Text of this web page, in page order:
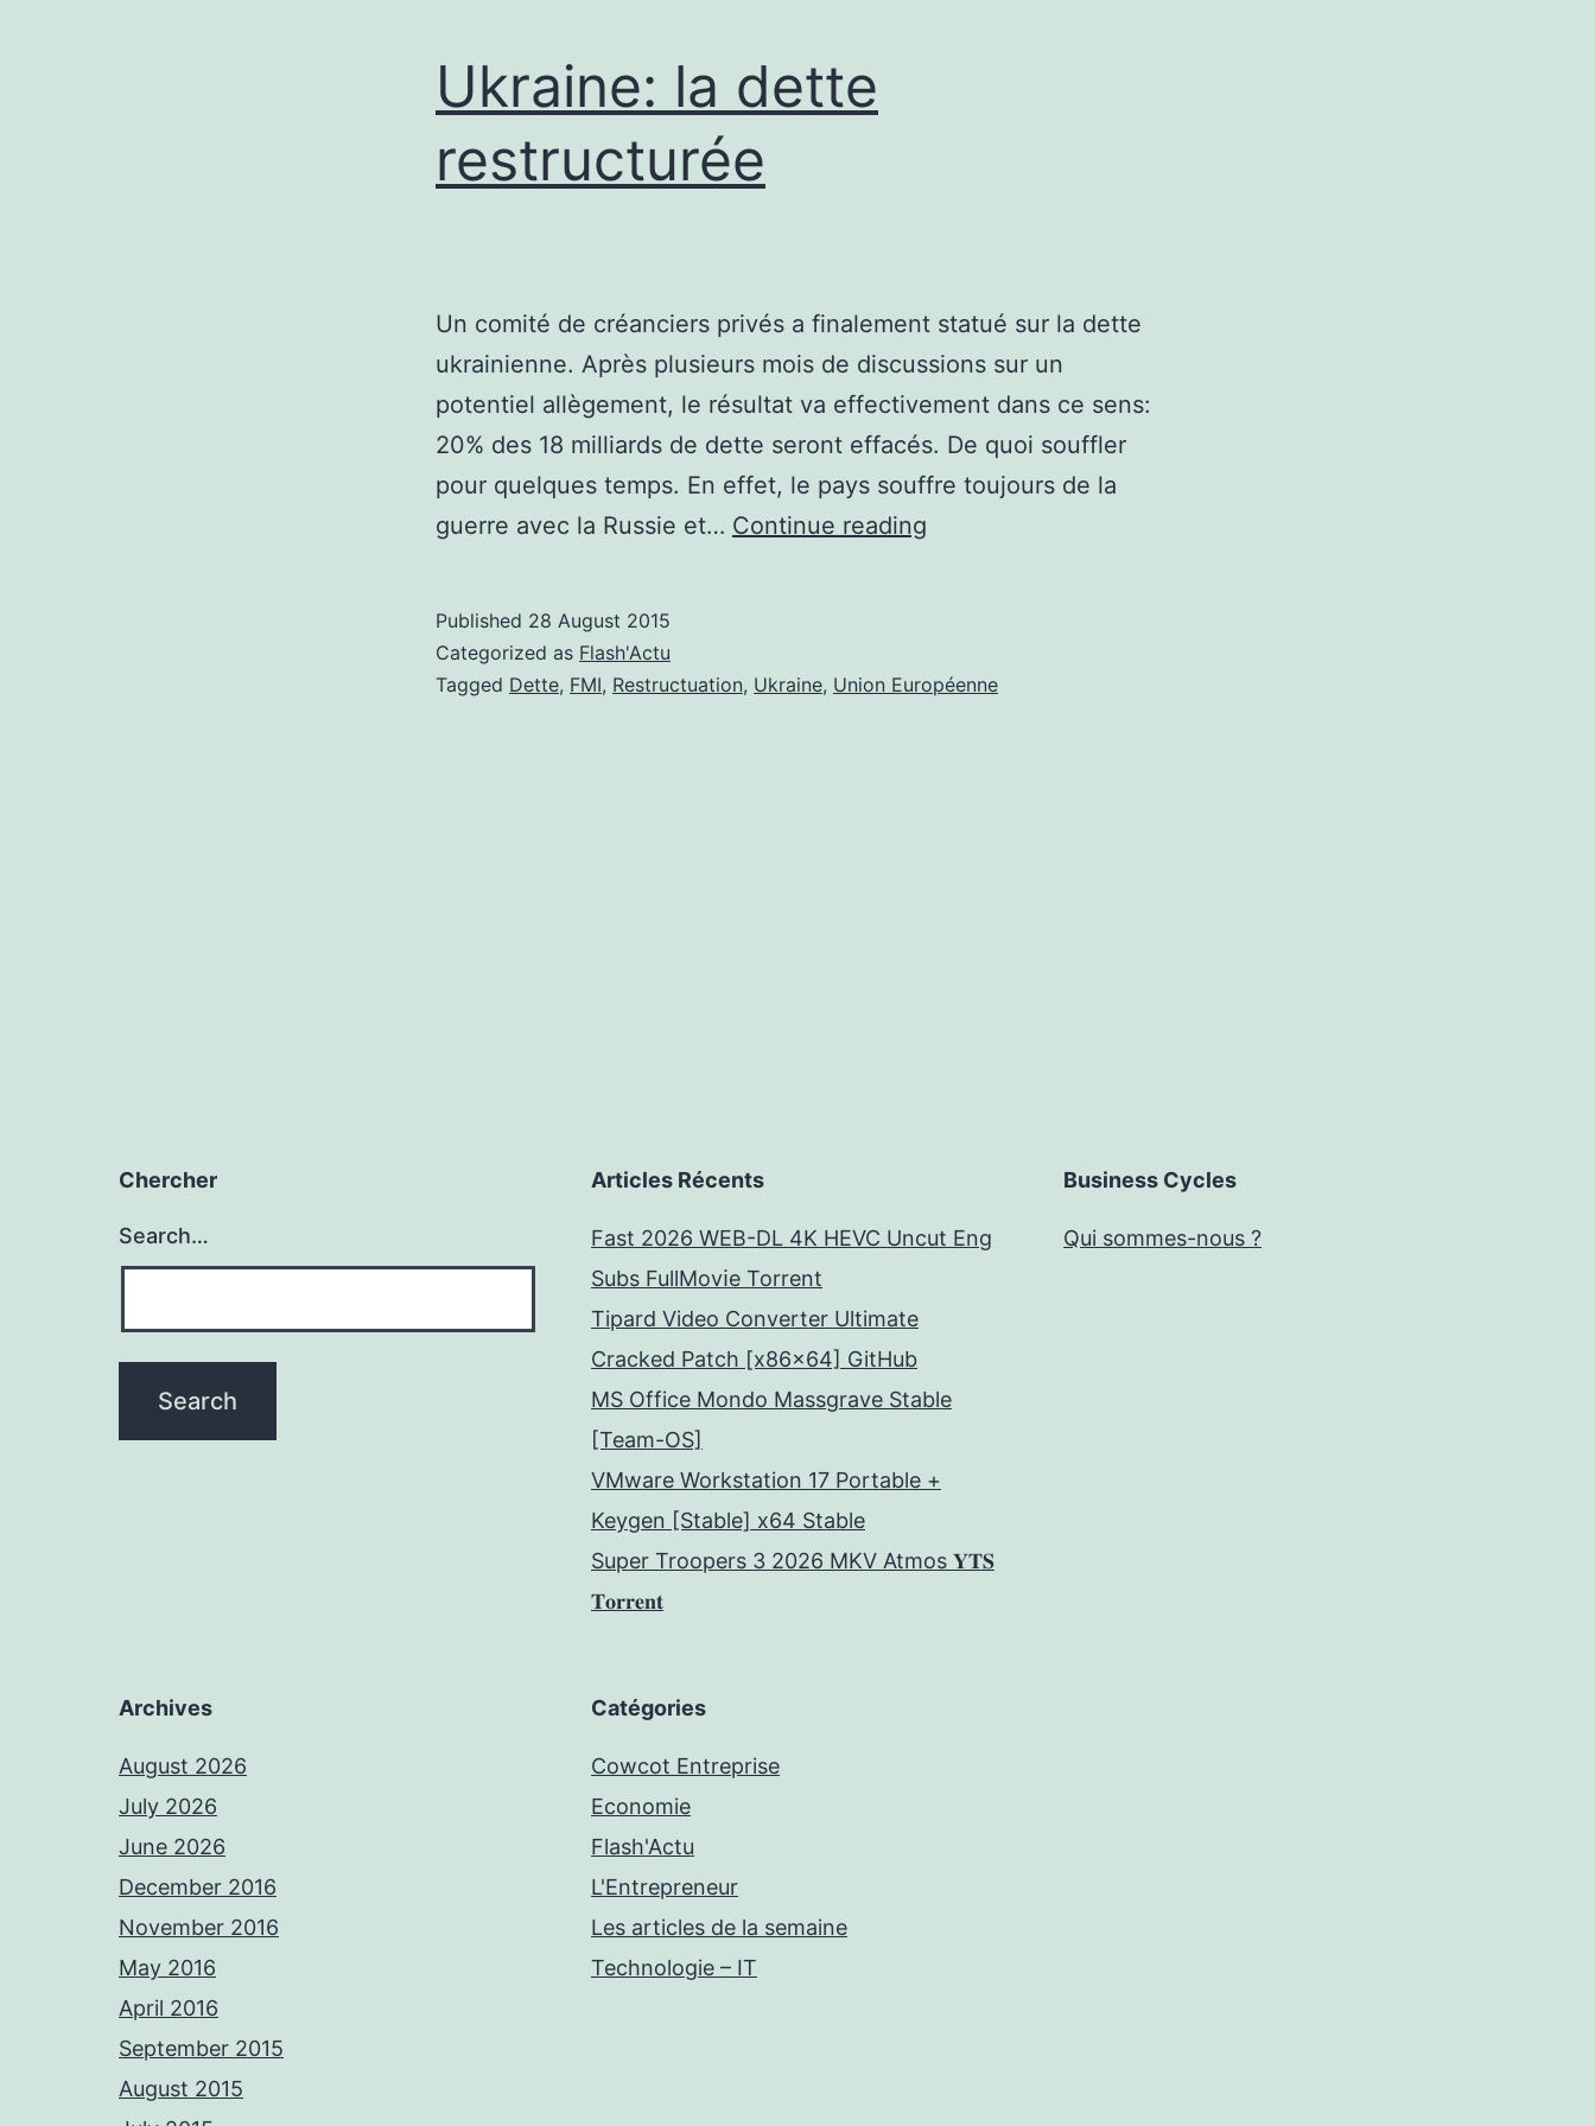
Ukraine: la dette
restructurée
Un comité de créanciers privés a finalement statué sur la dette
ukrainienne. Après plusieurs mois de discussions sur un
potentiel allègement, le résultat va effectivement dans ce sens:
20% des 18 milliards de dette seront effacés. De quoi souffler
pour quelques temps. En effet, le pays souffre toujours de la
guerre avec la Russie et… Continue reading
Published 28 August 2015
Categorized as Flash'Actu
Tagged Dette, FMI, Restructuation, Ukraine, Union Européenne
Chercher
Search…
Articles Récents
Fast 2026 WEB-DL 4K HEVC Uncut Eng
Subs FullMov𝗂e Torrent
Tipard Video Converter Ultimate
Cracked Patch [x86x64] GitHub
MS Office Mondo Massgrave Stable
[Team-OS]
VMware Workstation 17 Portable +
Keygen [Stable] x64 Stable
Super Troopers 3 2026 MKV Atmos 𝐘𝐓𝐒
𝐓𝐨𝐫𝐫𝐞𝐧𝐭
Business Cycles
Qui sommes-nous ?
Archives
August 2026
July 2026
June 2026
December 2016
November 2016
May 2016
April 2016
September 2015
August 2015
Catégories
Cowcot Entreprise
Economie
Flash'Actu
L'Entrepreneur
Les articles de la semaine
Technologie – IT